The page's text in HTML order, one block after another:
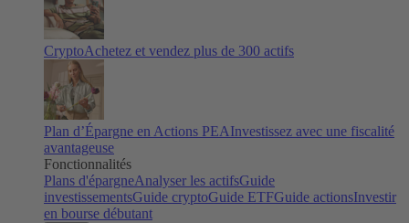
CryptoAchetez et vendez plus de 300 actifs
Plan d’Épargne en Actions PEAInvestissez avec une fiscalité
avantageuse
Fonctionnalités
Plans d'épargneAnalyser les actifsGuide
investissementsGuide cryptoGuide ETFGuide actionsInvestir
en bourse débutant